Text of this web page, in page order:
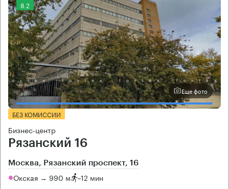
8.2
Еще фото
БЕЗ КОМИССИИ
Бизнес-центр
Рязанский 16
Москва, Рязанский проспект, 16
Окская → 990 м ~12 мин